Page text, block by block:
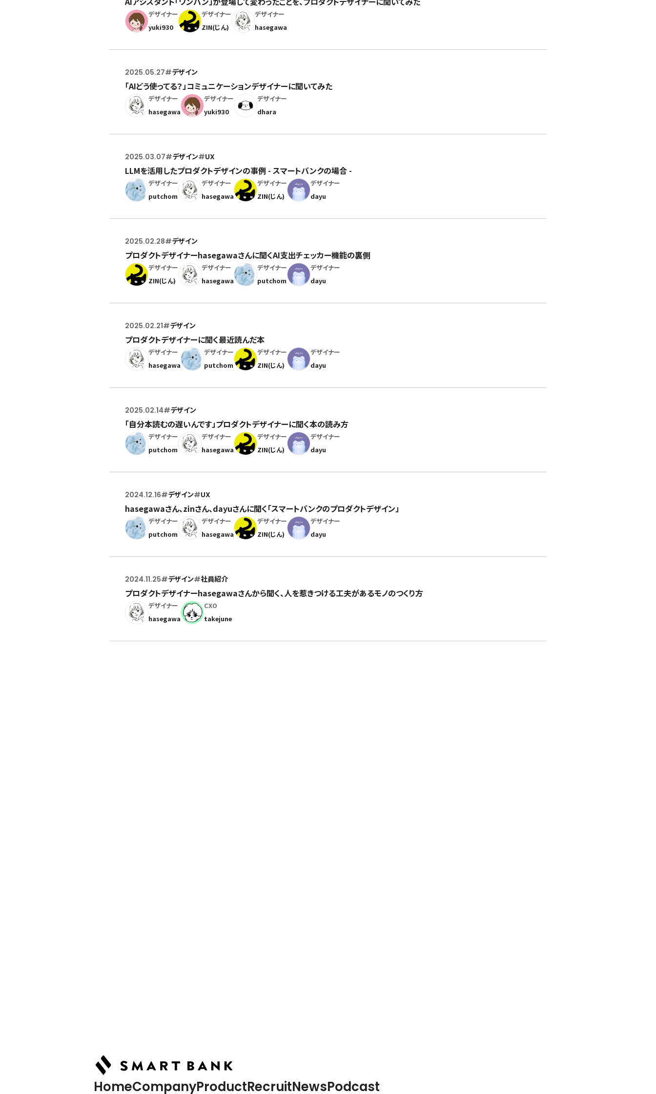
デザイナー
yuki930
デザイナー
ZIN(じん)
デザイナー
hasegawa
2025.05.27#デザイン
「AIどう使ってる？」コミュニケーションデザイナーに聞いてみた
デザイナー
hasegawa
デザイナー
yuki930
デザイナー
dhara
2025.03.07#デザイン#UX
LLMを活用したプロダクトデザインの事例 - スマートバンクの場合 -
デザイナー
putchom
デザイナー
hasegawa
デザイナー
ZIN(じん)
デザイナー
dayu
2025.02.28#デザイン
プロダクトデザイナーhasegawaさんに聞くAI支出チェッカー機能の裏側
デザイナー
ZIN(じん)
デザイナー
hasegawa
デザイナー
putchom
デザイナー
dayu
2025.02.21#デザイン
プロダクトデザイナーに聞く最近読んだ本
デザイナー
hasegawa
デザイナー
putchom
デザイナー
ZIN(じん)
デザイナー
dayu
2025.02.14#デザイン
「自分本読むの遅いんです」プロダクトデザイナーに聞く本の読み方
デザイナー
putchom
デザイナー
hasegawa
デザイナー
ZIN(じん)
デザイナー
dayu
2024.12.16#デザイン#UX
hasegawaさん、zinさん、dayuさんに聞く「スマートバンクのプロダクトデザイン」
デザイナー
putchom
デザイナー
hasegawa
デザイナー
ZIN(じん)
デザイナー
dayu
2024.11.25#デザイン#社員紹介
プロダクトデザイナーhasegawaさんから聞く、人を惹きつける工夫があるモノのつくり方
デザイナー
hasegawa
CXO
takejune
HomeCompanyProductRecruitNewsPodcast